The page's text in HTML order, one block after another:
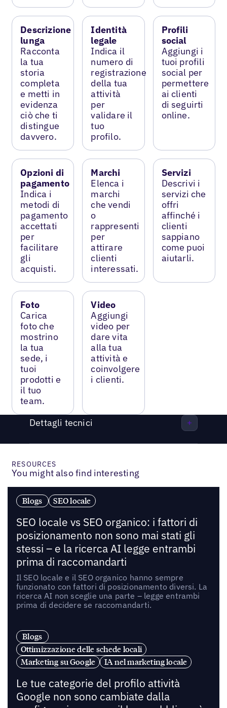
Descrizione
lunga
Racconta
la tua
storia
completa
e metti in
evidenza
ciò che ti
distingue
davvero.
Identità
legale
Indica il
numero di
registrazione
della tua
attività
per
validare il
tuo
profilo.
Profili
social
Aggiungi i
tuoi profili
social per
permettere
ai clienti
di seguirti
online.
Opzioni di
pagamento
Indica i
metodi di
pagamento
accettati
per
facilitare
gli
acquisti.
Marchi
Elenca i
marchi
che vendi
o
rappresenti
per
attirare
clienti
interessati.
Servizi
Descrivi i
servizi che
offri
affinché i
clienti
sappiano
come puoi
aiutarli.
Foto
Carica
foto che
mostrino
la tua
sede, i
tuoi
prodotti e
il tuo
team.
Video
Aggiungi
video per
dare vita
alla tua
attività e
coinvolgere
i clienti.
Dettagli tecnici
RESOURCES
You might also find interesting
Blogs SEO locale
SEO locale vs SEO organico: i fattori di
posizionamento non sono mai stati gli
stessi – e la ricerca AI legge entrambi
prima di raccomandarti
Il SEO locale e il SEO organico hanno sempre
funzionato con fattori di posizionamento diversi. La
ricerca AI non sceglie una parte – legge entrambi
prima di decidere se raccomandarti.
Blogs
Ottimizzazione delle schede locali
Marketing su Google
IA nel marketing locale
Le tue categorie del profilo attività
Google non sono cambiate dalla